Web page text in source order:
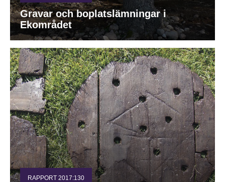
Gravar och boplatslämningar i
Ekområdet
RAPPORT 2017:130